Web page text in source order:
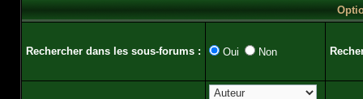
Rechercher dans les sous-forums : Oui Non